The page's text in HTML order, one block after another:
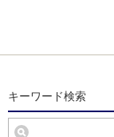
キーワード検索